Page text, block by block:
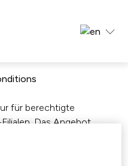
für berechtigte
Das Angebot
Wertheim,